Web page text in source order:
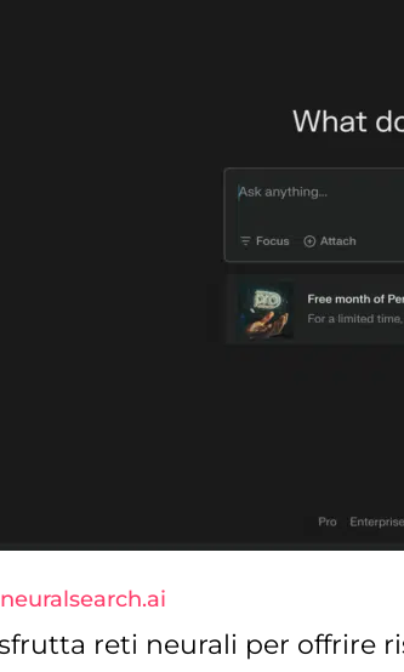
neuralsearch.ai
reti neurali per offrire